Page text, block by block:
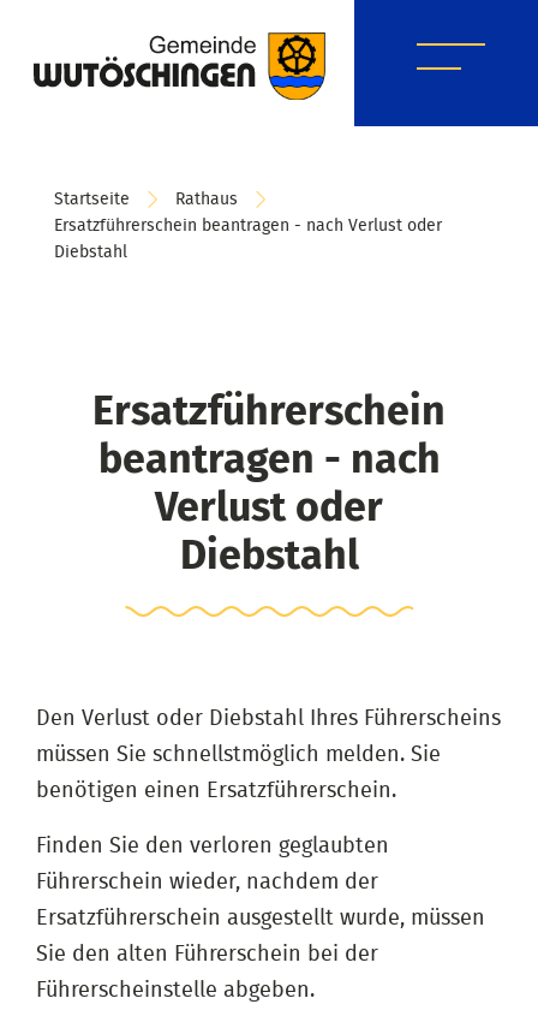
Startseite
Rathaus
Ersatzführerschein beantragen - nach Verlust oder
Diebstahl
Ersatzführerschein
beantragen - nach
Verlust oder
Diebstahl
Den Verlust oder Diebstahl Ihres Führerscheins
müssen Sie schnellstmöglich melden. Sie
benötigen einen Ersatzführerschein.
Finden Sie den verloren geglaubten
Führerschein wieder, nachdem der
Ersatzführerschein ausgestellt wurde, müssen
Sie den alten Führerschein bei der
Führerscheinstelle abgeben.